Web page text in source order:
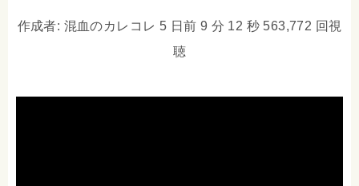
作成者: 混血のカレコレ 5 日前 9 分 12 秒 563,772 回視
聴